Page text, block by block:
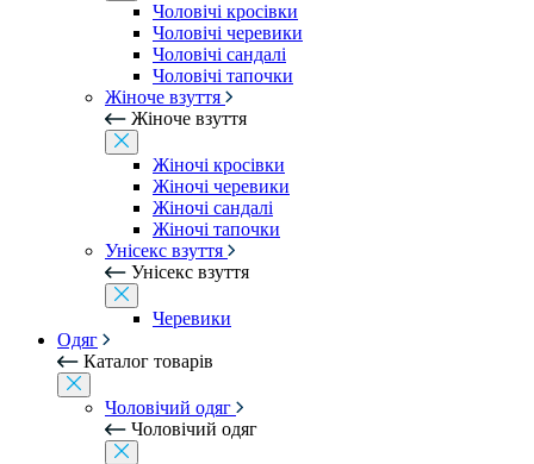
Чоловічі кросівки
Чоловічі черевики
Чоловічі сандалі
Чоловічі тапочки
Жіноче взуття
Жіноче взуття
Жіночі кросівки
Жіночі черевики
Жіночі сандалі
Жіночі тапочки
Унісекс взуття
Унісекс взуття
Черевики
Одяг
Каталог товарів
Чоловічий одяг
Чоловічий одяг